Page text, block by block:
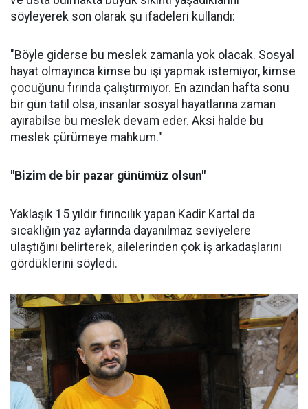
söyleyerek son olarak şu ifadeleri kullandı:
"Böyle giderse bu meslek zamanla yok olacak. Sosyal
hayat olmayınca kimse bu işi yapmak istemiyor, kimse
çocuğunu fırında çalıştırmıyor. En azından hafta sonu
bir gün tatil olsa, insanlar sosyal hayatlarına zaman
ayırabilse bu meslek devam eder. Aksi halde bu
meslek çürümeye mahkum."
"Bizim de bir pazar günümüz olsun"
Yaklaşık 15 yıldır fırıncılık yapan Kadir Kartal da
sıcaklığın yaz aylarında dayanılmaz seviyelere
ulaştığını belirterek, ailelerinden çok iş arkadaşlarını
gördüklerini söyledi.